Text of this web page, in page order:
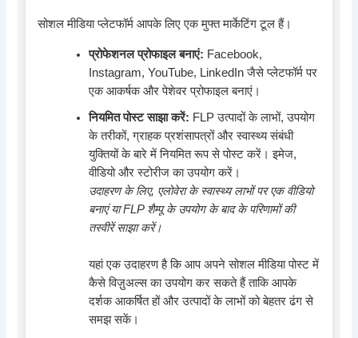
सोशल मीडिया प्लेटफॉर्म आपके लिए एक मुफ्त मार्केटिंग टूल हैं।
प्रोफेशनल प्रोफाइल बनाएं: Facebook,
Instagram, YouTube, LinkedIn जैसे प्लेटफॉर्म पर
एक आकर्षक और पेशेवर प्रोफाइल बनाएं।
नियमित पोस्ट साझा करें: FLP उत्पादों के लाभों, उपयोग
के तरीकों, ग्राहक प्रशंसापत्रों और स्वास्थ्य संबंधी
युक्तियों के बारे में नियमित रूप से पोस्ट करें। इमेज,
वीडियो और स्टोरीज का उपयोग करें।
उदाहरण के लिए, एलोवेरा के स्वास्थ्य लाभों पर एक वीडियो
बनाएं या FLP शैम्पू के उपयोग के बाद के परिणामों की
तस्वीरें साझा करें।
यहां एक उदाहरण है कि आप अपने सोशल मीडिया पोस्ट में
कैसे विज़ुअल्स का उपयोग कर सकते हैं ताकि आपके
दर्शक आकर्षित हों और उत्पादों के लाभों को बेहतर ढंग से
समझ सकें।